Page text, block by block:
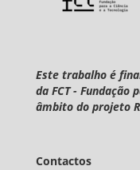
Este trabalho é
da FCT - Fundação
âmbito do projeto
Contactos